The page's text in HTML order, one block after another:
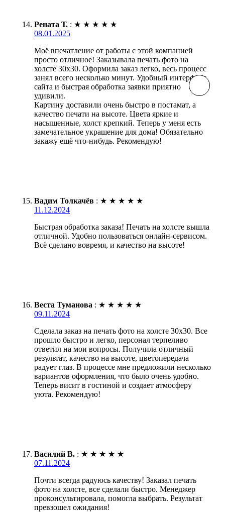
Рената Т. : ★ ★ ★ ★ ★
08.01.2025
Моё впечатление от работы с этой компанией
просто отличное! Заказывала печать фото на
холсте 30х30. Оформила заказ легко, весь процесс
занял всего несколько минут. Удобный интерфейс
сайта и быстрая обработка заявки приятно
удивили.
Картину доставили очень быстро в постамат, а
качество печати на высоте. Цвета яркие и
насыщенные, холст крепкий. Теперь у меня есть
замечательное украшение для дома! Обязательно
закажу ещё что-нибудь. Рекомендую!
Вадим Толкачёв : ★ ★ ★ ★ ★
11.12.2024
Быстрая обработка заказа! Печать на холсте вышла
отличной. Удобно пользоваться онлайн-сервисом.
Всё сделано вовремя, и качество на высоте!
Веста Туманова : ★ ★ ★ ★ ★
09.11.2024
Сделала заказ на печать фото на холсте 30х30. Все
прошло быстро и легко, персонал терпеливо
ответил на мои вопросы. Получила отличный
результат, качество на высоте, цветопередача
радует глаз. В процессе мне предложили несколько
вариантов оформления, что было очень удобно.
Теперь висит в гостиной и создает атмосферу
уюта. Рекомендую!
Василий В. : ★ ★ ★ ★ ★
07.11.2024
Почти всегда радуюсь качеству! Заказал печать
фото на холсте, все сделали быстро. Менеджер
проконсультировала, помогла выбрать. Результат
превзошел ожидания!